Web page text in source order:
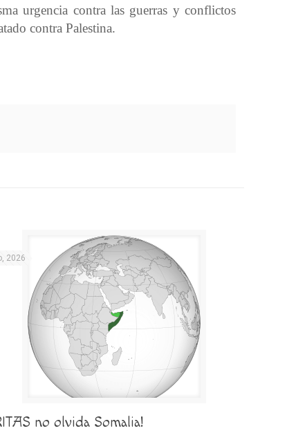
urgencia contra las guerras y conflictos
contra Palestina.
2026
no olvida Somalia!